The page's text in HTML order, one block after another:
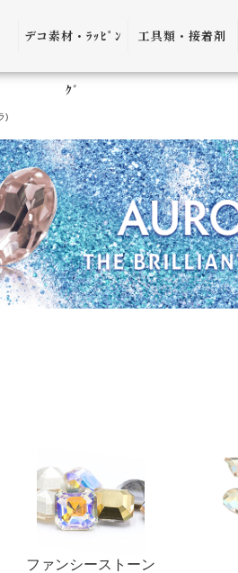
デコ素材・ﾗｯﾋﾟﾝ
ｸﾞ
デコ素材
工具類・接着剤
ピンセット
ヤットコ・ニッ
パー
接着剤・リムー
バー
ケース・トレー
)
ファンシーストーン